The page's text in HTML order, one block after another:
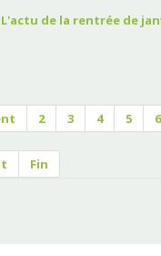
de la rentrée de
2 3 4 5 6
Fin